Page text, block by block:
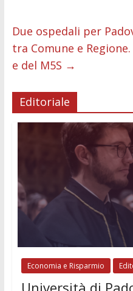
Due ospedali per
tra Comune e
e del M5S →
Editoriale
Economia e Risparmio